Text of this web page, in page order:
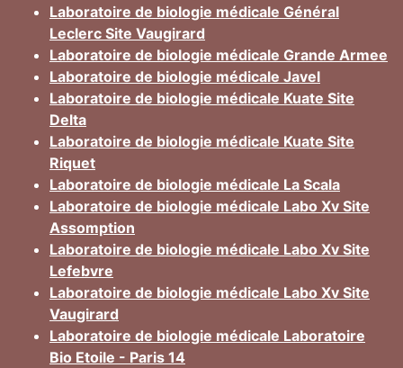
Laboratoire de biologie médicale Général
Leclerc Site Vaugirard
Laboratoire de biologie médicale Grande Armee
Laboratoire de biologie médicale Javel
Laboratoire de biologie médicale Kuate Site
Delta
Laboratoire de biologie médicale Kuate Site
Riquet
Laboratoire de biologie médicale La Scala
Laboratoire de biologie médicale Labo Xv Site
Assomption
Laboratoire de biologie médicale Labo Xv Site
Lefebvre
Laboratoire de biologie médicale Labo Xv Site
Vaugirard
Laboratoire de biologie médicale Laboratoire
Bio Etoile - Paris 14